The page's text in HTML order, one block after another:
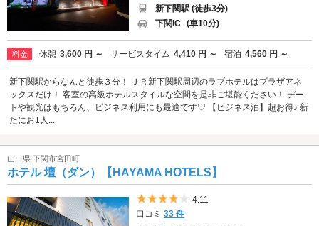
新下関駅 (徒歩3分)
下関IC (車10分)
料金 休憩 3,600 円 ～ サービスタイム 4,410 円 ～ 宿泊 4,560 円 ～
新下関駅からなんと徒歩３分！ ＪＲ新下関駅周辺のラブホテルはプラザアネ
ックスだけ！ 客室の高級ホテルスタイルな空間を是非ご堪能ください！ デー
トや観光はもちろん、ビジネス利用にも最適です♡ 【ビジネス泊】超お得♪ 新
たにお1人...
山口県 下関市宮田町
ホテル 壇（ダン）【HAYAMA HOTELS】
5つ星のうち4
4.11
口コミ33 件